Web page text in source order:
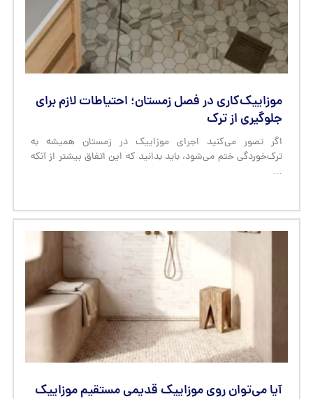
موزاییک‌کاری در فصل زمستان؛ احتیاطات لازم برای
جلوگیری از ترک
اگر تصور می‌کنید اجرای موزاییک در زمستان همیشه به
ترک‌خوردگی ختم می‌شود، باید بدانید که این اتفاق بیشتر از آنکه
…
آیا می‌توان روی موزاییک قدیمی مستقیم موزاییک